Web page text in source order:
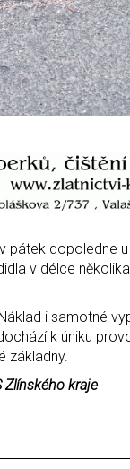
dopoledne
v délce
i samotné
k úniku
základny.
Zlínského kraje